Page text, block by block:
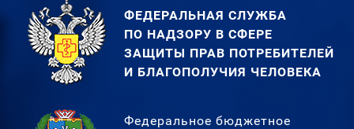
ФЕДЕРАЛЬНАЯ СЛУЖБА
ПО НАДЗОРУ В СФЕРЕ
ЗАЩИТЫ ПРАВ ПОТРЕБИТЕЛЕЙ
И БЛАГОПОЛУЧИЯ ЧЕЛОВЕКА
Федеральное бюджетное